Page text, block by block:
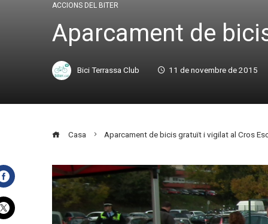
ACCIONS DEL BITER
Aparcament de
Bici Terrassa Club 11 de novembre de 2015
Casa Aparcament de bicis gratuït i vigilat al Cros
Facebook